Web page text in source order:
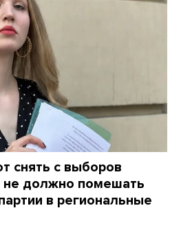
снять с выборов
не должно помешать
в региональные